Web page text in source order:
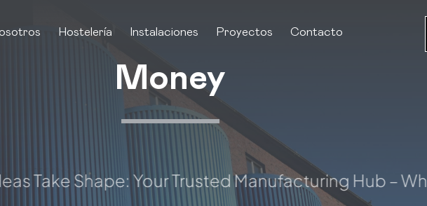
Hostelería Instalaciones Proyectos Contacto
Money
Shape: Your Trusted Manufacturing Hub –